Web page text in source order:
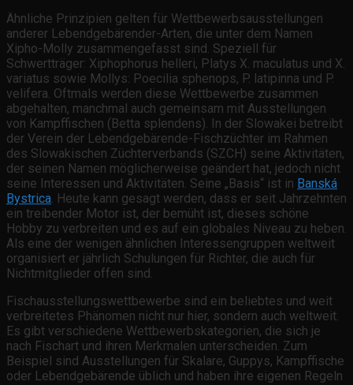
Ähnliche Prinzipien gelten für Wettbewerbsausstellungen
anderer Lebendgebärender-Arten, die unter dem Namen
Xipho-Molly zusammengefasst sind. Speziell für
Schwertträger: Xiphophorus helleri, Platys X. maculatus und X.
variatus sowie Mollys: Poecilia sphenops, P. latipinna und P.
velifera. Oftmals werden diese Wettbewerbe zusammen
abgehalten, manchmal auch gemeinsam mit Ausstellungen
von Kampffischen (Betta splendens). In der Slowakei betreibt
der Verein der Lebendgebärende-Fischzüchter im Rahmen
des Slowakischen Züchterverbands (SZCH) seine Aktivitäten,
der seinen Namen möglicherweise geändert hat, jedoch nicht
seine Interessen und Aktivitäten. Seine „Basis“ ist in Banská
Bystrica. Heute kann gesagt werden, dass er seit Jahrzehnten
ein treibender Motor ist, der bemüht ist, dieses schöne
Hobby zu verbreiten und es auf ein globales Niveau zu heben.
Als eine der wenigen ähnlichen Interessengruppen weltweit
organisiert er jährlich Schulungen für Richter, die auch für
Nichtmitglieder offen sind.
Fischausstellungswettbewerbe sind ein beliebtes und weit
verbreitetes Phänomen nicht nur hier, sondern auch weltweit.
Es gibt verschiedene Wettbewerbskategorien, die sich je
nach Fischart und ihren Merkmalen unterscheiden. Zum
Beispiel sind Ausstellungen für Skalare, Guppys, Kampffische
oder Lebendgebärende üblich und haben ihre eigenen Regeln